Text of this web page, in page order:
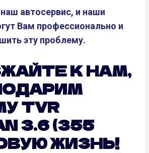
автосервис, и наши
Вам профессионально и
эту проблему.
К НАМ,
TVR
3.6 (355
ЖИЗНЬ!